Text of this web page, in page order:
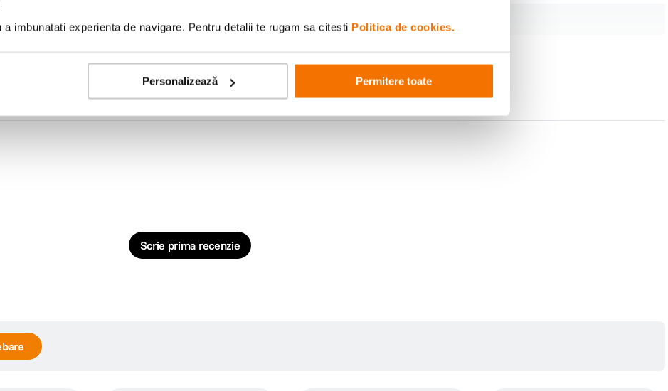
a imbunatati experienta de navigare. Pentru detalii te rugam sa citesti Politica de cookies.
Personalizează Permitere toate
Scrie prima recenzie